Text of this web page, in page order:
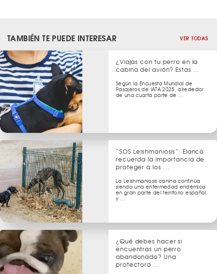
TAMBIÉN TE PUEDE INTERESAR VER TODAS
¿Viajas con tu perro en la
cabina del avión? Estas …
Según la Encuesta Mundial de
Pasajeros de IATA 2025, alrededor
de una cuarta parte de …
“SOS Leishmaniosis”: Elanco
recuerda la importancia de
proteger a los …
La Leishmaniosis canina continúa
siendo una enfermedad endémica
en gran parte del territorio español
y …
¿Qué debes hacer si
encuentras un perro
abandonado? Una
protectora …